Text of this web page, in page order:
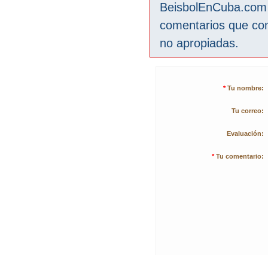
comentarios que
no apropiadas.
* Tu nombre:
Tu correo:
Evaluación:
* Tu comentario: